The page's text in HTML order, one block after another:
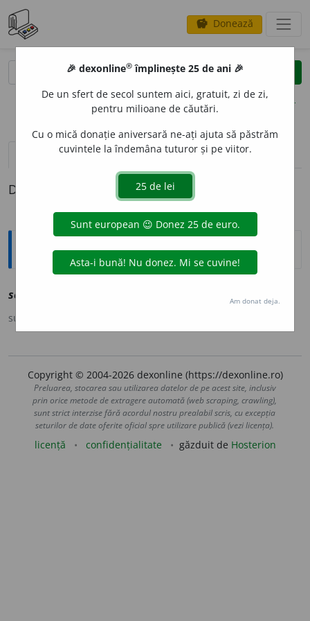
savings Donează
clear
opțiuni
definiții (1) pronunțievolume_up (50)
Definiția cu ID-ul 1232293:
Explicative DEX
scri
sursa:
Copyright © 2004-2026 dexonline (https://dexonline.ro)
Preluarea, stocarea sau utilizarea datelor de pe acest site, inclusiv
prin orice metode de extragere automată (web scraping, crawling),
sunt strict interzise fără acordul nostru prealabil scris, cu excepția
seturilor de date oferite oficial spre utilizare publică (vezi licența).
licență confidențialitate găzduit de Hosterion
🎉 dexonline® împlinește 25 de ani 🎉
De un sfert de secol suntem aici, gratuit, zi de zi,
pentru milioane de căutări.
Cu o mică donație aniversară ne-ați ajuta să păstrăm
cuvintele la îndemâna tuturor și pe viitor.
Am donat deja.